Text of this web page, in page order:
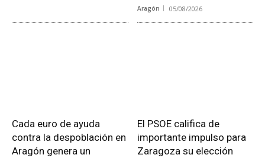
Aragón 05/08/2026
Cada euro de ayuda
contra la despoblación en
Aragón genera un
El PSOE califica de
importante impulso para
Zaragoza su elección